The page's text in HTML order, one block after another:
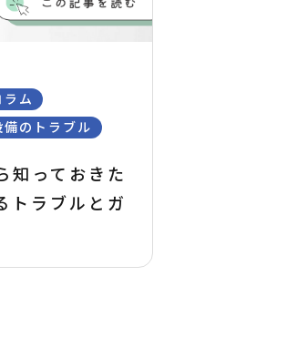
ラム
備のトラブル
知っておきた
トラブルとガ